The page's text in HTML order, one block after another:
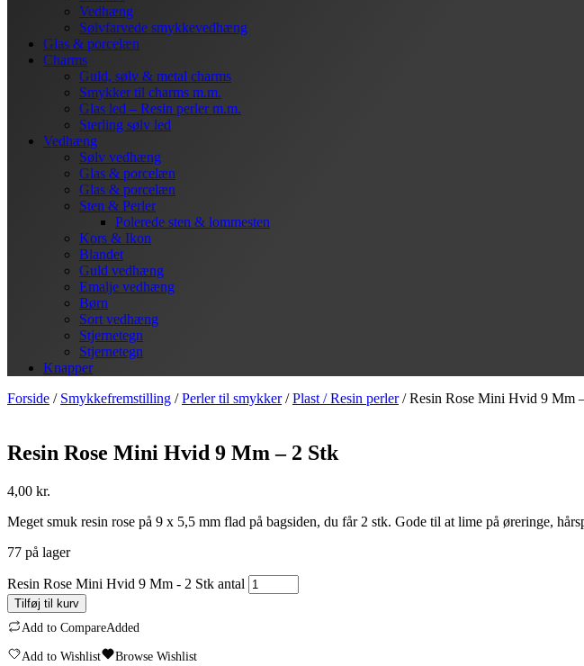
Vedhæng
Sølvfarvede smykkevedhæng
Glas & porcelæn
Charms
Guld, sølv & metal charms
Smykker til charms m.m.
Glas led – Resin perler m.m.
Sterling sølv led
Vedhæng
Sølv vedhæng
Glas & porcelæn
Glas & porcelæn
Sten & Perler
Polerede sten & lommesten
Kors & Ikon
Blandet
Guld vedhæng
Emalje vedhæng
Børn
Sort vedhæng
Stjernetegn
Stjernetegn
Knapper
Forside / Smykkefremstilling /Perler til smykker/Plast / Resin perler/ Resin Rose Mini Hvid 9 Mm
Resin Rose Mini Hvid 9 Mm – 2 Stk
4,00 kr.
Meget smuk resin rose på 9 x 5,5 mm flad på bagsiden, du får 2 stk. Gode til at lime på øreringe,
77 på lager
Resin Rose Mini Hvid 9 Mm - 2 Stk antal
Tilføj til kurv
Add to CompareAdded
Add to Wishlist Browse Wishlist